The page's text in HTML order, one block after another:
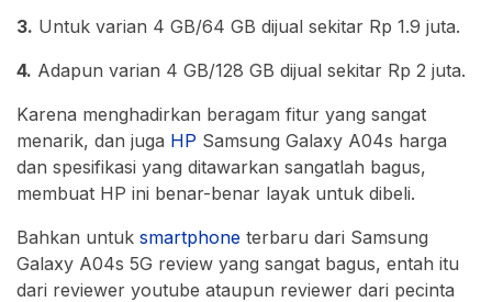
3. Untuk varian 4 GB/64 GB dijual sekitar Rp 1.9 juta.
4. Adapun varian 4 GB/128 GB dijual sekitar Rp 2 juta.
Karena menghadirkan beragam fitur yang sangat
menarik, dan juga HP Samsung Galaxy A04s harga
dan spesifikasi yang ditawarkan sangatlah bagus,
membuat HP ini benar-benar layak untuk dibeli.
Bahkan untuk smartphone terbaru dari Samsung
Galaxy A04s 5G review yang sangat bagus, entah itu
dari reviewer youtube ataupun reviewer dari pecinta